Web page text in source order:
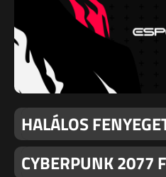
HALÁLOS
CYBERPUNK 2077